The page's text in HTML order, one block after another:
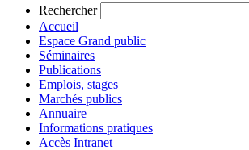
Rechercher
Accueil
Espace Grand public
Séminaires
Publications
Emplois, stages
Marchés publics
Annuaire
Informations pratiques
Accès Intranet